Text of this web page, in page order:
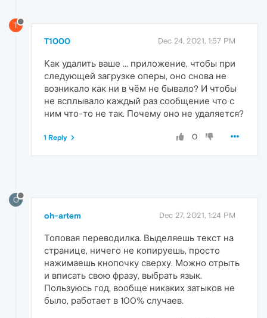
T
T1000 Dec 24, 2021, 1:57 PM
Как удалить ваше ... приложение, чтобы при
следующей загрузке оперы, оно снова не
возникало как ни в чём не бывало? И чтобы
не всплывало каждый раз сообщение что с
ним что-то не так. Почему оно не удаляется?
0
1 Reply
O
oh-artem Dec 27, 2021, 1:24 PM
Топовая переводилка. Выделяешь текст на
странице, ничего не копируешь, просто
нажимаешь кнопочку сверху. Можно отрыть
и вписать свою фразу, выбрать язык.
Пользуюсь год, вообще никаких затыков не
было, работает в 100% случаев.